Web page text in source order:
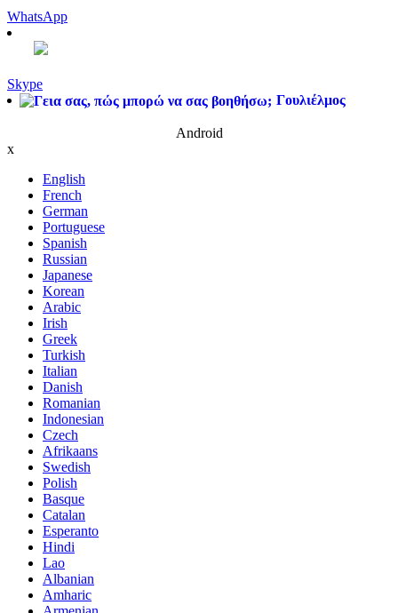
WhatsApp
Skype
Γουλιέλμος
Android
x
English
French
German
Portuguese
Spanish
Russian
Japanese
Korean
Arabic
Irish
Greek
Turkish
Italian
Danish
Romanian
Indonesian
Czech
Afrikaans
Swedish
Polish
Basque
Catalan
Esperanto
Hindi
Lao
Albanian
Amharic